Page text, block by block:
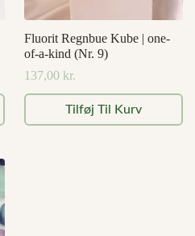
Fluorit Regnbue Kube | one-
of-a-kind (Nr. 9)
137,00 kr.
Tilføj Til Kurv